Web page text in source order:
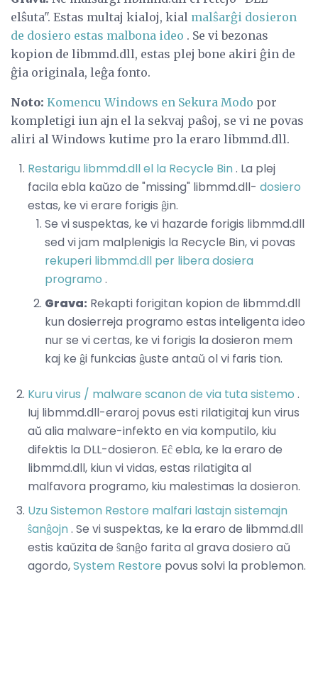
elŝuta". Estas multaj kialoj, kial malŝarĝi dosieron
de dosiero estas malbona ideo . Se vi bezonas
kopion de libmmd.dll, estas plej bone akiri ĝin de
ĝia originala, leĝa fonto.
Noto: Komencu Windows en Sekura Modo por
kompletigi iun ajn el la sekvaj paŝoj, se vi ne povas
aliri al Windows kutime pro la eraro libmmd.dll.
Restarigu libmmd.dll el la Recycle Bin. La plej
facila ebla kaŭzo de "missing" libmmd.dll- dosiero
estas, ke vi erare forigis ĝin.
Se vi suspektas, ke vi hazarde forigis libmmd.dll
sed vi jam malplenigis la Recycle Bin, vi povas
rekuperi libmmd.dll per libera dosiera
programo .
Grava: Rekapti forigitan kopion de libmmd.dll
kun dosierreja programo estas inteligenta ideo
nur se vi certas, ke vi forigis la dosieron mem
kaj ke ĝi funkcias ĝuste antaŭ ol vi faris tion.
Kuru virus / malware scanon de via tuta sistemo .
Iuj libmmd.dll-eraroj povus esti rilatigitaj kun virus
aŭ alia malware-infekto en via komputilo, kiu
difektis la DLL-dosieron. Eĉ ebla, ke la eraro de
libmmd.dll, kiun vi vidas, estas rilatigita al
malfavora programo, kiu malestimas la dosieron.
Uzu Sistemon Restore malfari lastajn sistemajn
ŝanĝojn. Se vi suspektas, ke la eraro de libmmd.dll
estis kaŭzita de ŝanĝo farita al grava dosiero aŭ
agordo,System Restore povus solvi la problemon.